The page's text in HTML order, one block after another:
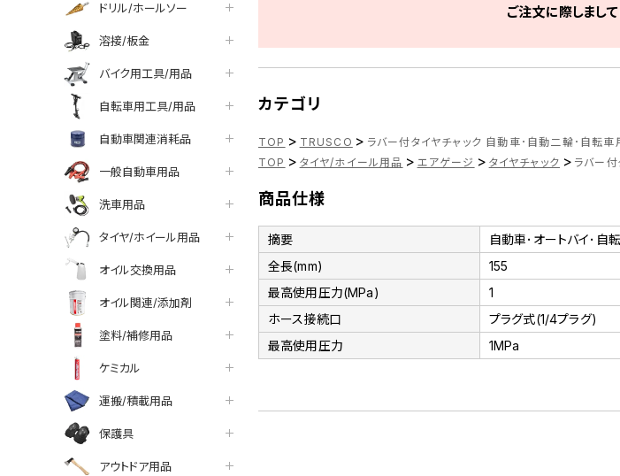
ドリル/ホールソー
溶接/板金
バイク用工具/用品
自転車用工具/用品
自動車関連消耗品
一般自動車用品
洗車用品
タイヤ/ホイール用品
オイル交換用品
オイル関連/添加剤
塗料/補修用品
ケミカル
運搬/積載用品
保護具
アウトドア用品
ご注文に際しまし
カテゴリ
TOP > TRUSCO > ラバー付タイヤチャック 自動車･自動二輪･自転
TOP > タイヤ/ホイール用品 > エアゲージ > タイヤチャック > ラバー
商品仕様
摘要
自動車･オートバイ･自
全長(mm)
155
最高使用圧力(MPa)
1
ホース接続口
プラグ式(1/4プラグ)
最高使用圧力
1MPa